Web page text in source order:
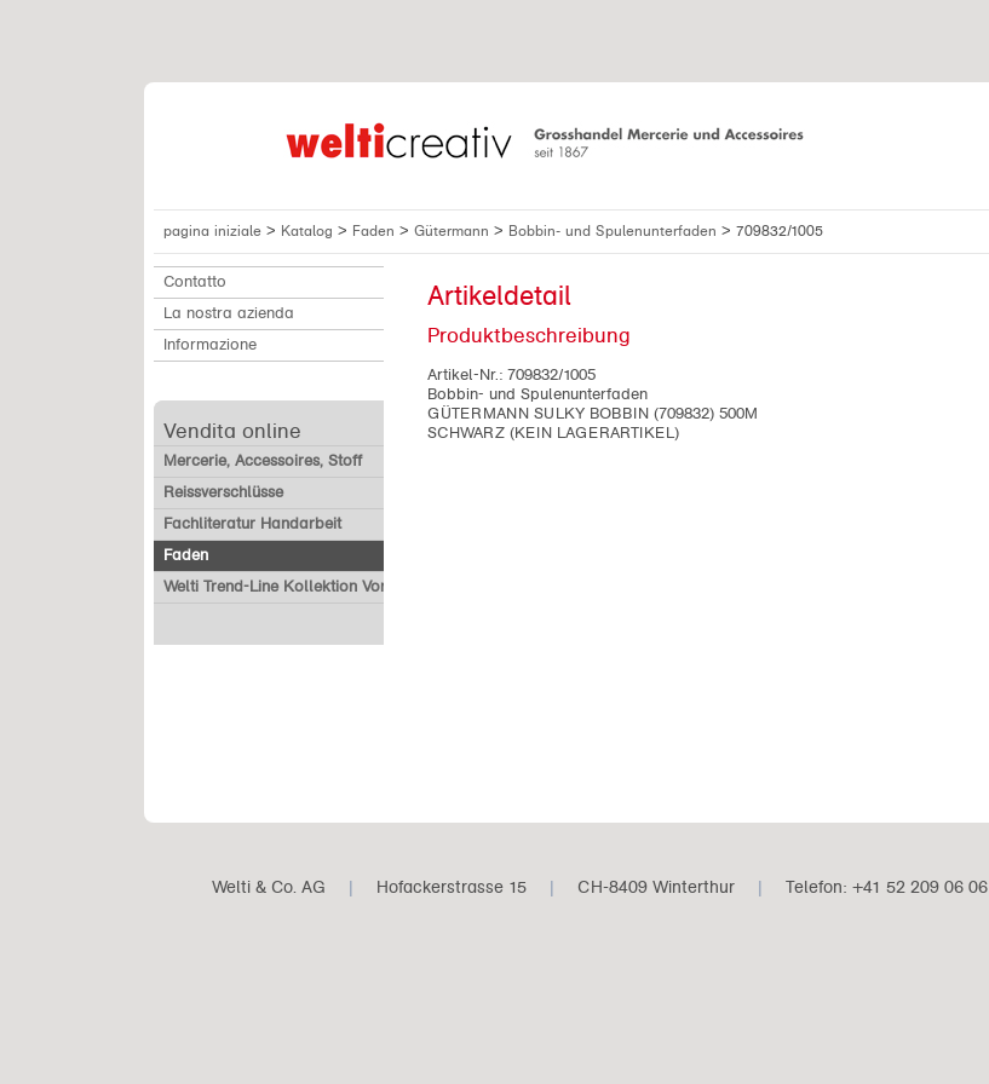
pagina iniziale > Katalog > Faden > Gütermann > Bobbin- und Spulenunterfaden > 709832/1005
Contatto
La nostra azienda
Informazione
Vendita online
Mercerie, Accessoires, Stoff
Reissverschlüsse
Fachliteratur Handarbeit
Faden
Welti Trend-Line Kollektion Vorverkauf
Artikeldetail
Produktbeschreibung
Artikel-Nr.: 709832/1005
Bobbin- und Spulenunterfaden
GÜTERMANN SULKY BOBBIN (709832) 500M
SCHWARZ (KEIN LAGERARTIKEL)
Welti & Co. AG | Hofackerstrasse 15 | CH-8409 Winterthur | Telefon: +41 52 209 06 06